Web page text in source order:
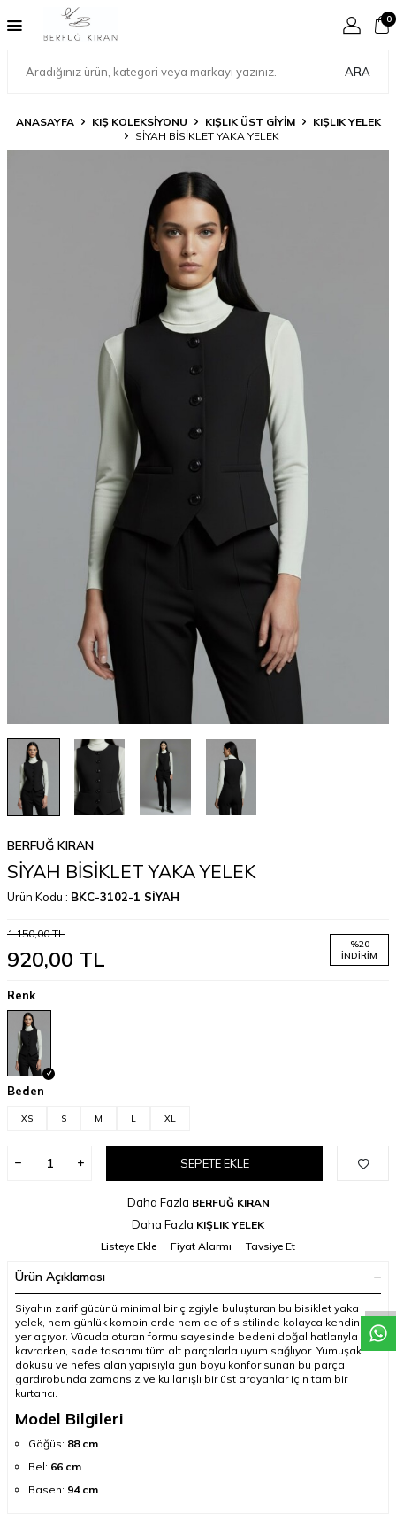
ARA
0
ANASAYFA KIŞ KOLEKSİYONU KIŞLIK ÜST GİYİM
KIŞLIK YELEK
SİYAH BİSİKLET YAKA YELEK
BERFUĞ KIRAN
SİYAH BİSİKLET YAKA YELEK
Ürün Kodu : BKC-3102-1 SİYAH
1.150,00TL
920,00 TL
%20
İNDIRIM
Renk
Beden
XS S M L XL
SEPETE EKLE
Daha Fazla BERFUĞ KIRAN
Daha Fazla KIŞLIK YELEK
Listeye Ekle
Fiyat Alarmı Tavsiye Et
Ürün Açıklaması
Siyahın zarif gücünü minimal bir çizgiyle buluşturan bu bisiklet yaka
yelek, hem günlük kombinlerde hem de ofis stilinde kolayca kendine
yer açıyor. Vücuda oturan formu sayesinde bedeni doğal hatlarıyla
kavrarken, sade tasarımı tüm alt parçalarla uyum sağlıyor. Yumuşak
dokusu ve nefes alan yapısıyla gün boyu konfor sunan bu parça,
gardırobunda zamansız ve kullanışlı bir üst arayanlar için tam bir
kurtarıcı.
Model Bilgileri
Göğüs: 88 cm
Bel: 66 cm
Basen: 94 cm